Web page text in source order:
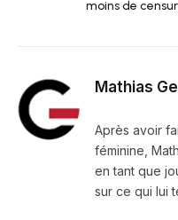
moins de
Mathias
Après avoir
féminine,
en tant que
sur ce qui lui